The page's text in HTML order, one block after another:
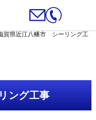
賀県近江八幡市 シーリング工
ング工事